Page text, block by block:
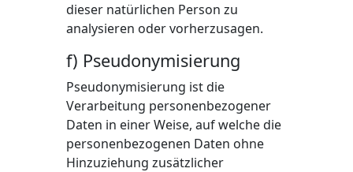
dieser natürlichen Person zu
analysieren oder vorherzusagen.
f) Pseudonymisierung
Pseudonymisierung ist die
Verarbeitung personenbezogener
Daten in einer Weise, auf welche die
personenbezogenen Daten ohne
Hinzuziehung zusätzlicher